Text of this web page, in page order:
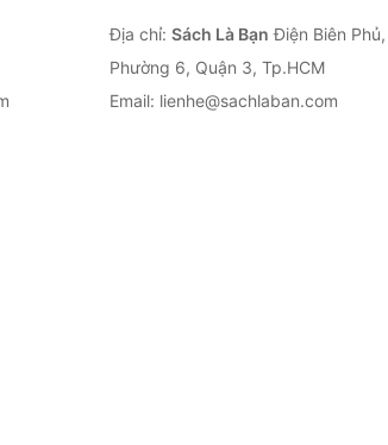
Địa chỉ: Sách Là Bạn Điện Biên Phủ,
Phường 6, Quận 3, Tp.HCM
Email: lienhe@sachlaban.com